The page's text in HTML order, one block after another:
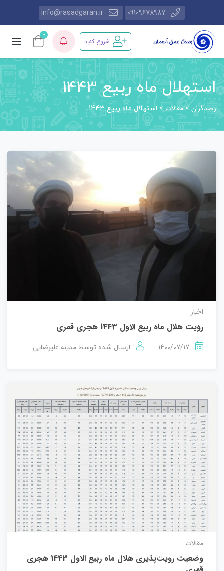
09109678987
info@rasadgaran.ir
شروع کنید
0
استهلال ماه ربیع 1443
رصدگران>مقالات> استهلال ماه ربیع 1443
اخبار
رؤيت هلال ماه ربیع الاول 1443 هجري قمري
1400/07/17 ارسال شده توسط مدینه علیرضایی
مقالات
وضعیت رویت‌پذیری هلال ماه ربیع الاول 1443 هجري